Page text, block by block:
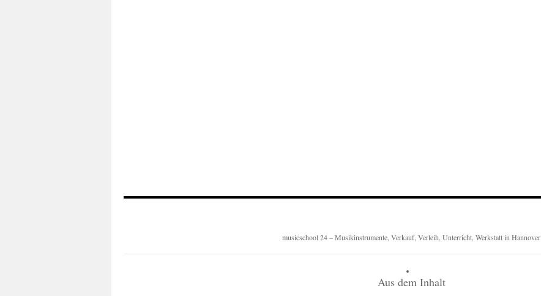
musicschool 24 – Musikinstrumente, Verkauf, Verleih, Unterricht, Werkstatt in Hannover
Aus dem Inhalt